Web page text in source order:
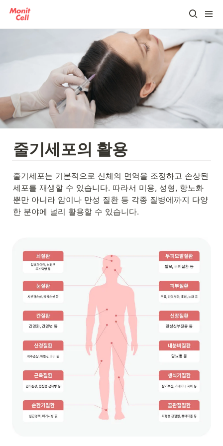
줄기세포의 활용
줄기세포는 기본적으로 신체의 면역을 조정하고 손상된
세포를 재생할 수 있습니다. 따라서 미용, 성형, 항노화
뿐만 아니라 암이나 만성 질환 등 각종 질병에까지 다양
한 분야에 널리 활용할 수 있습니다.